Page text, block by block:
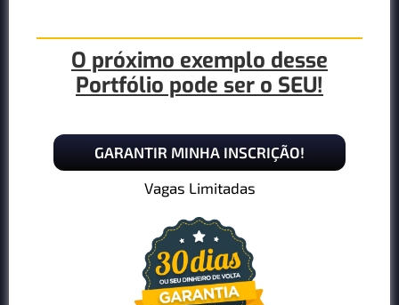
O próximo exemplo desse
Portfólio pode ser o SEU!
GARANTIR MINHA INSCRIÇÃO!
Vagas Limitadas